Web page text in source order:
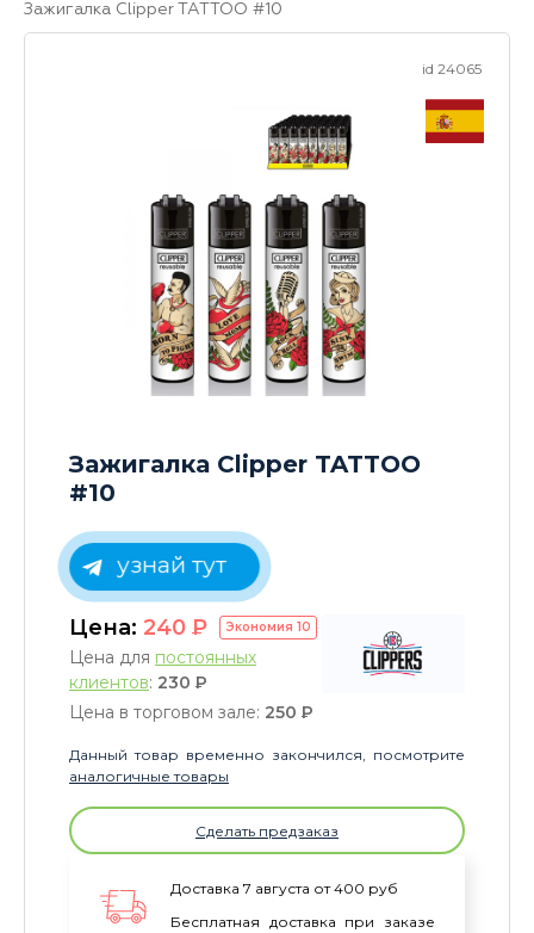
Зажигалка Clipper TATTOO #10
id 24065
Зажигалка Clipper TATTOO
#10
узнай тут
Цена: 240 P Экономия 10
Цена для постоянных
клиентов: 230 P
Цена в торговом зале: 250 P
Данный товар временно закончился, посмотрите
аналогичные товары
Сделать предзаказ
Доставка 7 августа от 400 руб
Бесплатная доставка при заказе